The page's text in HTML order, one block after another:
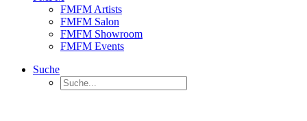
FMFM Artists
FMFM Salon
FMFM Showroom
FMFM Events
Suche